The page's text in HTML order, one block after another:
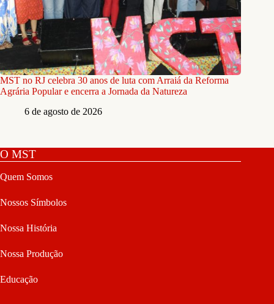
MST no RJ celebra 30 anos de luta com Arraiá da Reforma
Agrária Popular e encerra a Jornada da Natureza
6 de agosto de 2026
O MST
Quem Somos
Nossos Símbolos
Nossa História
Nossa Produção
Educação